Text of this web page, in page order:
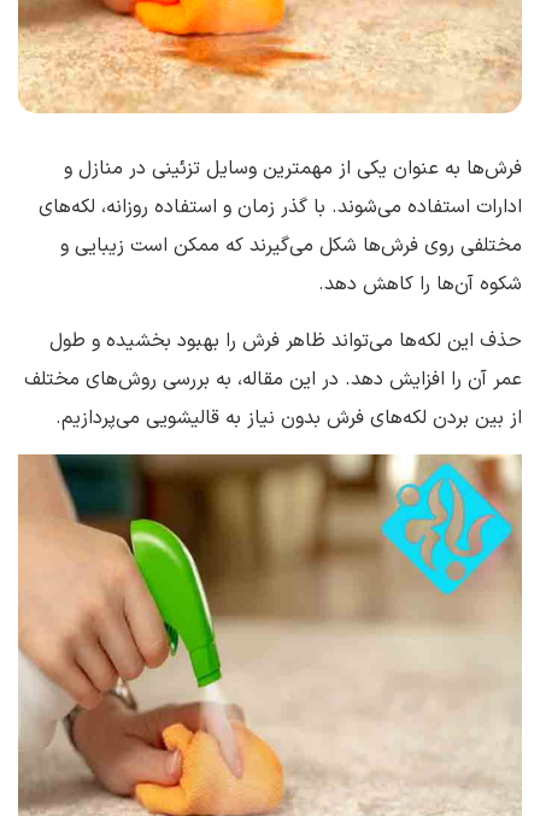
فرش‌ها به عنوان یکی از مهمترین وسایل تزئینی در منازل و
ادارات استفاده می‌شوند. با گذر زمان و استفاده روزانه، لکه‌های
مختلفی روی فرش‌ها شکل می‌گیرند که ممکن است زیبایی و
شکوه آن‌ها را کاهش دهد.
حذف این لکه‌ها می‌تواند ظاهر فرش را بهبود بخشیده و طول
عمر آن را افزایش دهد. در این مقاله، به بررسی روش‌های مختلف
از بین بردن لکه‌های فرش بدون نیاز به قالیشویی می‌پردازیم.